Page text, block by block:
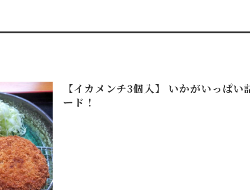
【イカメンチ3個入】 いかがいっぱ
ード！